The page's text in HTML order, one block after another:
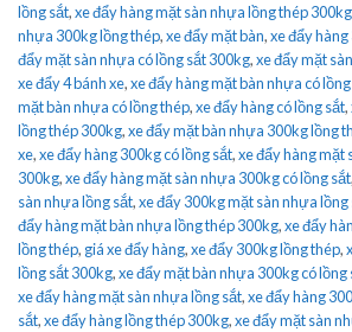
lồng sắt,xe đẩy hàng mặt sàn nhựa lồng thép 300kg
nhựa 300kg lồng thép,xe đẩy mặt bàn,xe đẩy
đẩy mặt sàn nhựa có lồng sắt 300kg,xe đẩy mặt
xe đẩy 4 bánh xe,xe đẩy hàng mặt bàn nhựa có
mặt bàn nhựa có lồng thép,xe đẩy hàng có lồng sắt,
lồng thép 300kg,xe đẩy mặt bàn nhựa 300kg lồng
xe,xe đẩy hàng 300kg có lồng sắt,xe đẩy hàng mặt
300kg,xe đẩy hàng mặt sàn nhựa 300kg có lồng sắt,
sàn nhựa lồng sắt,xe đẩy 300kg mặt sàn nhựa lồng
đẩy hàng mặt bàn nhựa lồng thép 300kg,xe đẩy
lồng thép, giá xe đẩy hàng,xe đẩy 300kg lồng thép,
lồng sắt 300kg,xe đẩy mặt bàn nhựa 300kg có lồng
xe đẩy hàng mặt sàn nhựa lồng sắt,xe đẩy hàng
sắt,xe đẩy hàng lồng thép 300kg,xe đẩy mặt sàn